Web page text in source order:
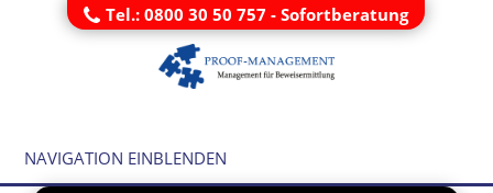
NAVIGATION EINBLENDEN
Tel.: 0800 30 50 757 - Sofortberatung